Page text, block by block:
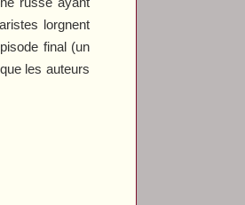
lorgnent
final (un
les auteurs